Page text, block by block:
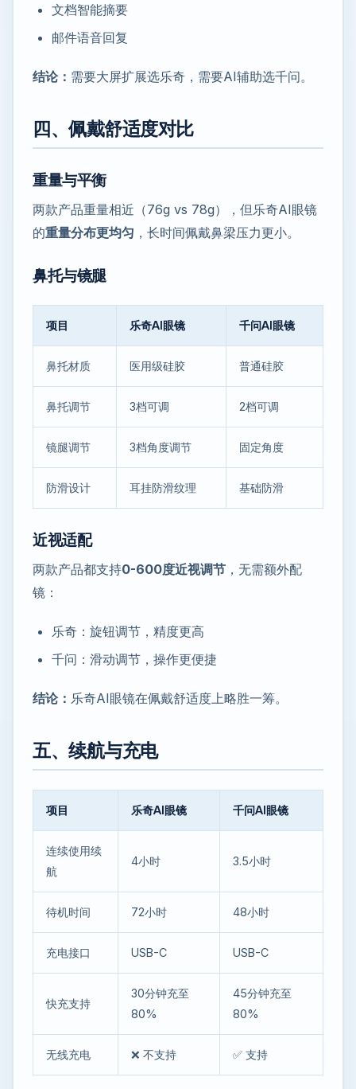
文档智能摘要
邮件语音回复
结论： 需要大屏扩展选乐奇，需要AI辅助选千问。
四、佩戴舒适度对比
重量与平衡
两款产品重量相近（76g vs 78g），但乐奇AI眼镜
的重量分布更均匀 ，长时间佩戴鼻梁压力更小。
鼻托与镜腿
项目 乐奇AI眼镜 千问AI眼镜
鼻托材质 医用级硅胶 普通硅胶
鼻托调节 3档可调 2档可调
镜腿调节 3档角度调节 固定角度
防滑设计 耳挂防滑纹理 基础防滑
近视适配
两款产品都支持0-600度近视调节 ，无需额外配
镜：
乐奇：旋钮调节，精度更高
千问：滑动调节，操作更便捷
结论： 乐奇AI眼镜在佩戴舒适度上略胜一筹。
五、续航与充电
项目 乐奇AI眼镜 千问AI眼镜
连续使用续
航
4小时 3.5小时
待机时间 72小时 48小时
充电接口 USB-C USB-C
快充支持
30分钟充至
80%
45分钟充至
80%
无线充电 ❌ 不支持 ✅ 支持